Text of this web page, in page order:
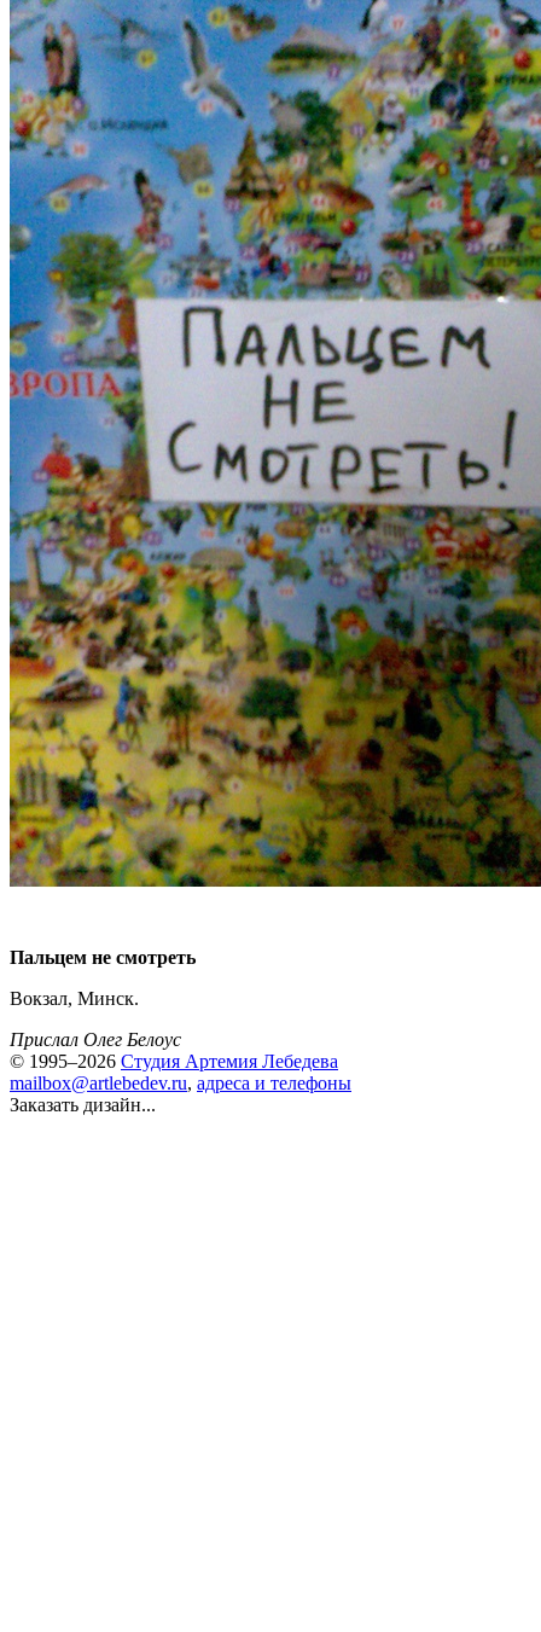
Пальцем не смотреть
Вокзал, Минск.
Прислал Олег Белоус
© 1995–2026 Студия Артемия Лебедева
mailbox@artlebedev.ru, адреса и телефоны
Заказать дизайн...